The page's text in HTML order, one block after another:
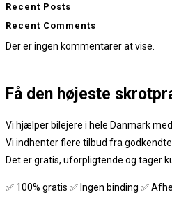
Recent Posts
Recent Comments
Der er ingen kommentarer at vise.
Få den højeste
Vi hjælper bilejere i hele Danmark
Vi indhenter flere tilbud fra
Det er gratis, uforpligtende og tager
✅ 100% gratis ✅ Ingen binding ✅